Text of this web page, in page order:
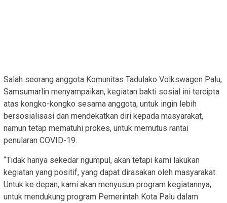
Salah seorang anggota Komunitas Tadulako Volkswagen Palu,
Samsumarlin menyampaikan, kegiatan bakti sosial ini tercipta
atas kongko-kongko sesama anggota, untuk ingin lebih
bersosialisasi dan mendekatkan diri kepada masyarakat,
namun tetap mematuhi prokes, untuk memutus rantai
penularan COVID-19.
“Tidak hanya sekedar ngumpul, akan tetapi kami lakukan
kegiatan yang positif, yang dapat dirasakan oleh masyarakat.
Untuk ke depan, kami akan menyusun program kegiatannya,
untuk mendukung program Pemerintah Kota Palu dalam